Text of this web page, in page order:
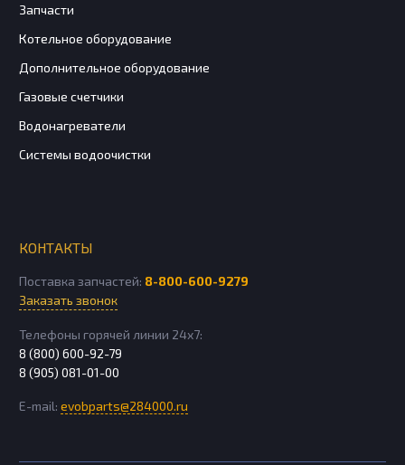
Запчасти
Котельное оборудование
Дополнительное оборудование
Газовые счетчики
Водонагреватели
Системы водоочистки
КОНТАКТЫ
Поставка запчастей: 8-800-600-9279
Заказать звонок
Телефоны горячей линии 24х7:
8 (800) 600-92-79
8 (905) 081-01-00
E-mail: evobparts@284000.ru